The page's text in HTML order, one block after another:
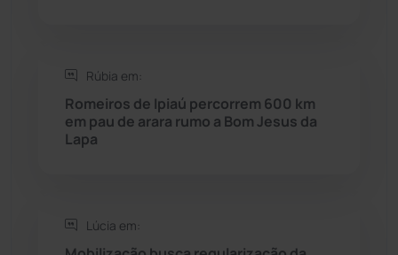
Sudoeste Baiano (1530)
Rúbia em:
Romeiros de Ipiaú percorrem 600 km
em pau de arara rumo a Bom Jesus da
Lapa
Lúcia em: